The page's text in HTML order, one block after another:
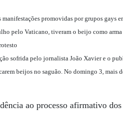
promovidas por grupos gays
pelo Vaticano, tiveram o beijo como
sofrida pelo jornalista João Xavier e o
beijos no saguão. No domingo 3, mais
ao processo afirmativo